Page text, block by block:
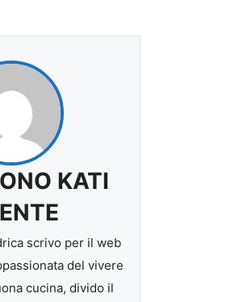
KATI
scrivo per il web
del vivere
cucina, divido il